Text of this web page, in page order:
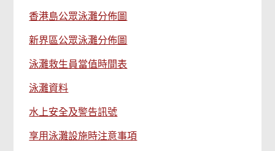
香港島公眾泳灘分佈圖
新界區公眾泳灘分佈圖
泳灘救生員當值時間表
泳灘資料
水上安全及警告訊號
享用泳灘設施時注意事項